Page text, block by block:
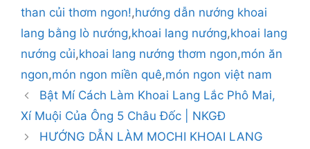
than củi thơm ngon!,hướng dẫn nướng khoai
lang bằng lò nướng,khoai lang nướng,khoai lang
nướng củi,khoai lang nướng thơm ngon,món ăn
ngon,món ngon miền quê,món ngon việt nam
Bật Mí Cách Làm Khoai Lang Lắc Phô Mai,
Xí Muội Của Ông 5 Châu Đốc | NKGĐ
HƯỚNG DẪN LÀM MOCHI KHOAI LANG